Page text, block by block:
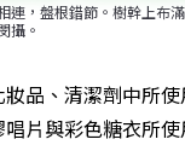
連，盤根錯節。樹幹上布
攝。
品、清潔劑中所
片與彩色糖衣所